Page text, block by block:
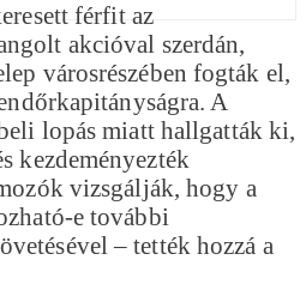
férfit az
akcióval szerdán,
városrészében fogták el,
A
lopás miatt hallgatták ki,
kezdeményezték
vizsgálják, hogy a
e további
– tették hozzá a